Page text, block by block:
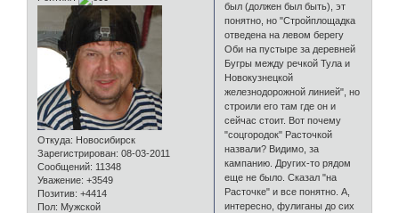
Откуда: Новосибирск
Зарегистрирован: 08-03-2011
Сообщений: 11348
Уважение: +3549
Позитив: +4414
Пол: Мужской
был (должен был быть), эт
понятно, но "Стройплощадка
отведена на левом берегу
Оби на пустыре за деревней
Бугры между речкой Тула и
Новокузнецкой
железнодорожной линией", но
строили его там где он и
сейчас стоит. Вот почему
"соцгородок" Расточкой
назвали? Видимо, за
кампанию. Других-то рядом
еще не было. Сказал "на
Расточке" и все понятно. А,
интересно, фулиганы до сих